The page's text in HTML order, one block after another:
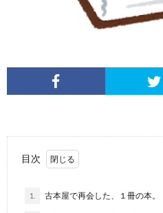
目次
1. 古本屋で再会した、１冊の本。